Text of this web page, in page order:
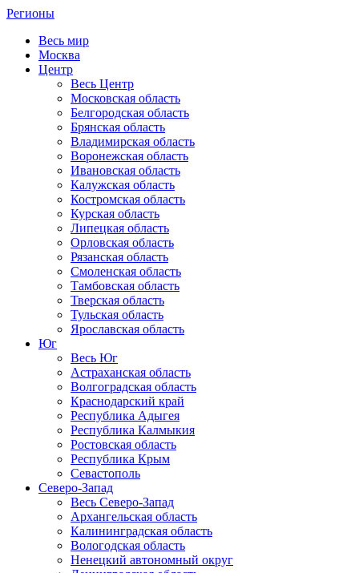
Регионы
Весь мир
Москва
Центр
Весь Центр
Московская область
Белгородская область
Брянская область
Владимирская область
Воронежская область
Ивановская область
Калужская область
Костромская область
Курская область
Липецкая область
Орловская область
Рязанская область
Смоленская область
Тамбовская область
Тверская область
Тульская область
Ярославская область
Юг
Весь Юг
Астраханская область
Волгоградская область
Краснодарский край
Республика Адыгея
Республика Калмыкия
Ростовская область
Республика Крым
Севастополь
Северо-Запад
Весь Северо-Запад
Архангельская область
Калининградская область
Вологодская область
Ненецкий автономный округ